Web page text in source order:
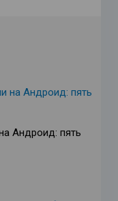
Андроид: пять